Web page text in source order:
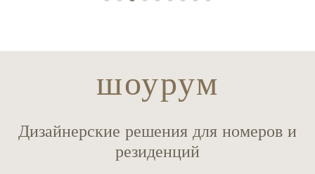
шоурум
Дизайнерские решения для номеров и
резиденций